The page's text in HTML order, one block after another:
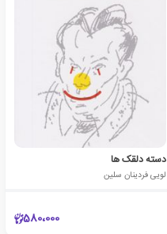
دسته دلقک ها
لویی فردینان سلین
580،000